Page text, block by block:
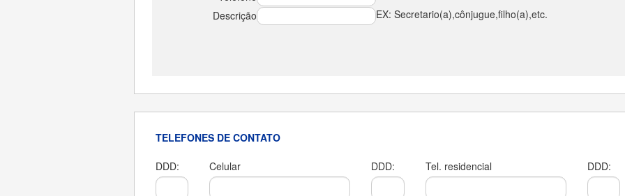
Descrição
EX: Secretario(a),cônjugue,filho(a),etc.
TELEFONES DE CONTATO
DDD: Celular DDD: Tel. residencial DDD: